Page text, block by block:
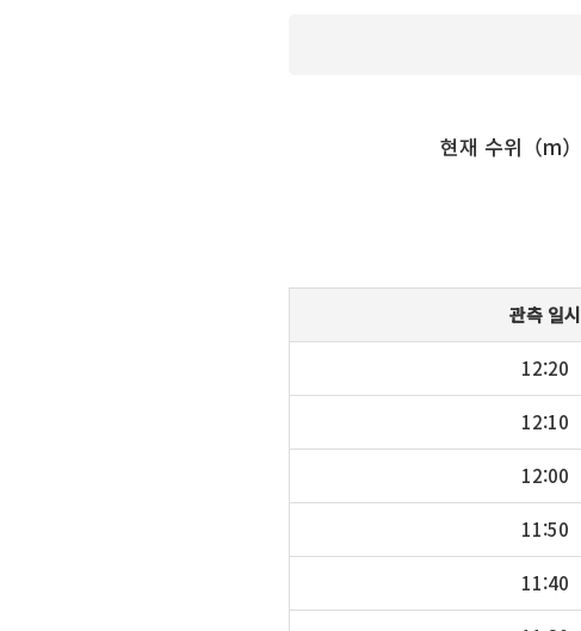
현재 수위（m）
관측 일시
12:20
12:10
12:00
11:50
11:40